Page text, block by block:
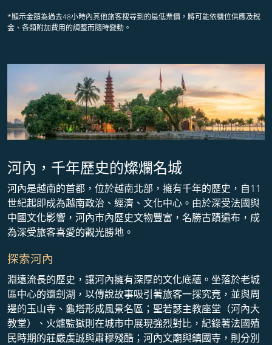
*顯示金額為過去48小時內其他旅客搜尋到的最低票價，將可能依機位供應及稅
金、各類附加費用的調整而隨時變動。
河內，千年歷史的燦爛名城
河內是越南的首都，位於越南北部，擁有千年的歷史，自11
世紀起即成為越南政治、經濟、文化中心。由於深受法國與
中國文化影響，河內市內歷史文物豐富，名勝古蹟遍布，成
為深受旅客喜愛的觀光勝地。
探索河內
淵遠流長的歷史，讓河內擁有深厚的文化底蘊。坐落於老城
區中心的還劍湖，以傳說故事吸引著旅客一探究竟，並與周
邊的玉山寺、龜塔形成風景名區；聖若瑟主教座堂（河內大
教堂）、火爐監獄則在城市中展現強烈對比，紀錄著法國殖
民時期的莊嚴虔誠與肅穆殘酷；河內文廟與鎮國寺，則分別